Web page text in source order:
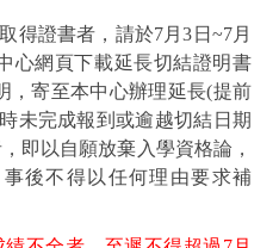
得證書者，請於7月3 日 ~7月
心網頁下載延長切結證明書
，寄至本中心辦理延長(提前
時未完成報到或逾越切結日期
即以自願放棄入學資格論，
後不得以任何理由要求補